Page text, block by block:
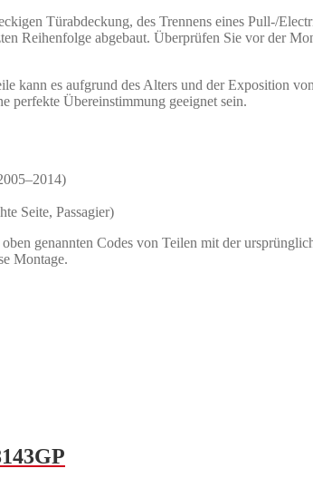
Türabdeckung, des Trennens eines Pull-/
Reihenfolge abgebaut. Überprüfen Sie vor der
kann es aufgrund des Alters und der Exposition
perfekte Übereinstimmung geeignet sein.
Seite, Passagier)
genannten Codes von Teilen mit der
Montage.